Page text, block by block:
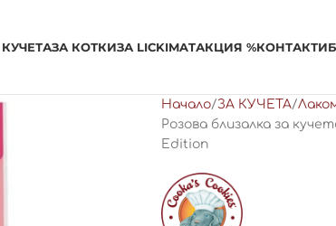
ЗА КОТКИЗА LICKIMATАКЦИЯ %КОНТАКТИ
Начало ЗА КУЧЕТА
Розова близалка за
Edition